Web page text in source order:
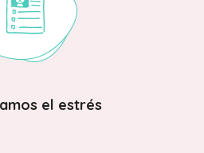
el estrés